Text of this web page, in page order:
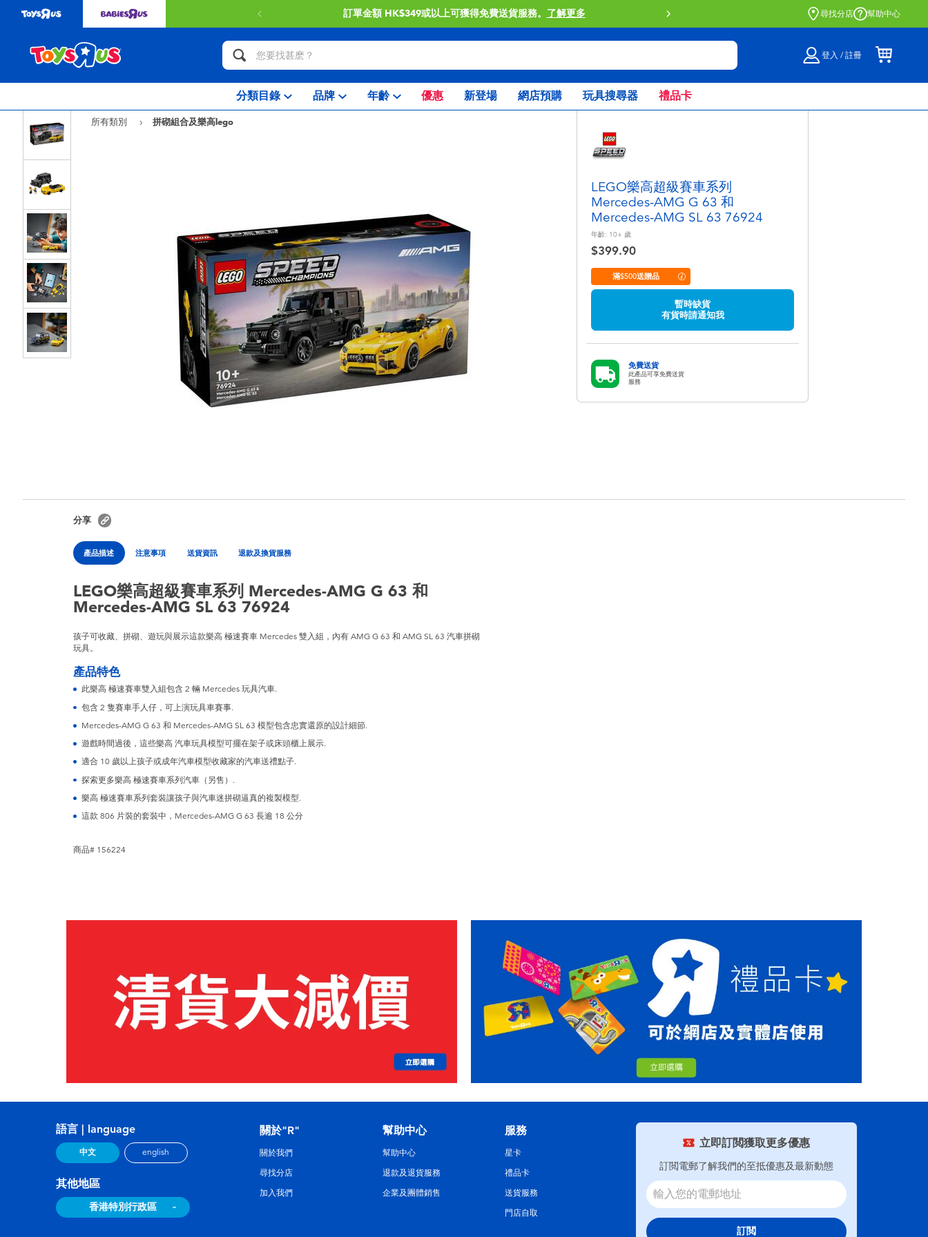
訂單金額 HK$349或以上可獲得免費送貨服務。 了解更多 門店自取服務 網上購買並在店內
尋找分店 幫助中心
登入 / 註冊
分類目錄 品牌 年齡 優惠 新登場 網店預購 玩具搜尋器 禮品卡
所有類別 拼砌組合及樂高lego
LEGO樂高超級賽車系列
Mercedes-AMG G 63 和
Mercedes-AMG SL 63 76924
年齡: 10+ 歲
$399.90
滿$500送贈品
暫時缺貨
有貨時請通知我
免費送貨
此產品可享免費送貨
服務
分享
產品描述 注意事項 送貨資訊 退款及換貨服務
LEGO樂高超級賽車系列 Mercedes-AMG G 63 和
Mercedes-AMG SL 63 76924
孩子可收藏、拼砌、遊玩與展示這款樂高 極速賽車 Mercedes 雙入組，內有 AMG G 63 和 AMG SL 63 汽車拼砌
玩具。
產品特色
此樂高 極速賽車雙入組包含 2 輛 Mercedes 玩具汽車.
包含 2 隻賽車手人仔，可上演玩具車賽事.
Mercedes-AMG G 63 和 Mercedes-AMG SL 63 模型包含忠實還原的設計細節.
遊戲時間過後，這些樂高 汽車玩具模型可擺在架子或床頭櫃上展示.
適合 10 歲以上孩子或成年汽車模型收藏家的汽車送禮點子.
探索更多樂高 極速賽車系列汽車（另售）.
樂高 極速賽車系列套裝讓孩子與汽車迷拼砌逼真的複製模型.
這款 806 片裝的套裝中，Mercedes-AMG G 63 長逾 18 公分
商品# 156224
立即訂閲獲取更多優惠
訂閲電郵了解我們的至抵優惠及最新動態
訂閲
語言 | language
中文 english
其他地區
香港特別行政區
關於"R"
關於我們
尋找分店
加入我們
幫助中心
幫助中心
退款及退貨服務
企業及團體銷售
服務
星卡
禮品卡
送貨服務
門店自取